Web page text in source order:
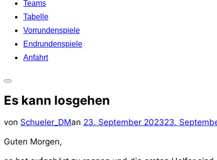
Teams
Tabelle
Vorrundenspiele
Endrundenspiele
Anfahrt
&
Navigation
umschalten
Es kann losgehen
von Schueler_DMan Veröffentlicht
23. September 202323.
Guten Morgen,